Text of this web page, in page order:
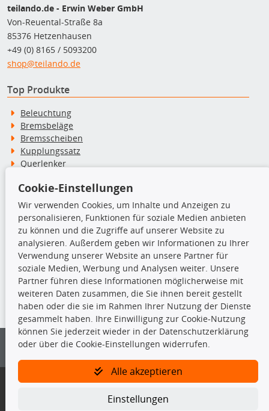
teilando.de - Erwin Weber GmbH
Von-Reuental-Straße 8a
85376 Hetzenhausen
+49 (0) 8165 / 5093200
shop@teilando.de
Top Produkte
Beleuchtung
Bremsbeläge
Bremsscheiben
Kupplungssatz
Querlenker
Stoßdämpfer
TecDoc Inside
Die hier angezeigten Daten insbesondere die gesamte Datenbank dürfen
nicht kopiert werden.
Es ist zu unterlassen, die Daten oder die gesamte Datenbank ohne
vorherige Zustimmung von TecDoc zu vervielfältigen, zu verbreiten
und/oder diese Handlungen durch Dritte ausführen zu lassen. Ein
Bitte prüfen Sie, ob das über unseren Onlineshop identifizierte Ersatzteil
Gegebenenfalls sind ergänzende Informationen notwendig, um
Cookie-Einstellungen
Wir verwenden Cookies, um Inhalte und Anzeigen zu
personalisieren, Funktionen für soziale Medien anbieten
zu können und die Zugriffe auf unserer Website zu
analysieren. Außerdem geben wir Informationen zu Ihrer
Verwendung unserer Website an unsere Partner für
soziale Medien, Werbung und Analysen weiter. Unsere
Partner führen diese Informationen möglicherweise mit
weiteren Daten zusammen, die Sie ihnen bereit gestellt
haben oder die sie im Rahmen Ihrer Nutzung der Dienste
gesammelt haben. Ihre Einwilligung zur Cookie-Nutzung
können Sie jederzeit wieder in der Datenschutzerklärung
oder über die Cookie-Einstellungen widerrufen.
Alle akzeptieren
Einstellungen